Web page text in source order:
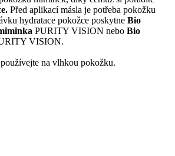
Před aplikací másla je potřeba pokožku
hydratace pokožce poskytne Bio
PURITY VISION nebo Bio
VISION.
na vlhkou pokožku.